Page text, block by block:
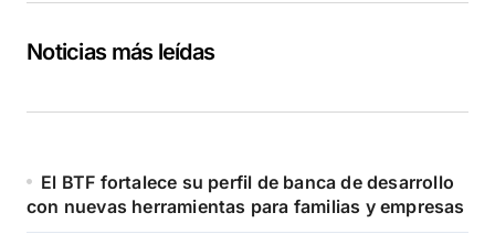
Noticias más leídas
El BTF fortalece su perfil de banca de desarrollo
con nuevas herramientas para familias y empresas